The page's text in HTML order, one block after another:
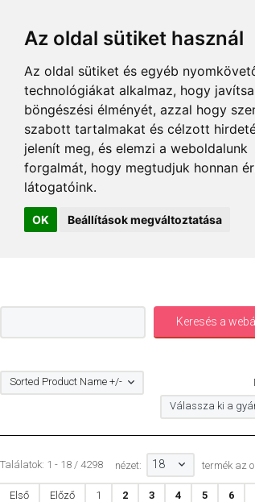
Az oldal sütiket használ
Az oldal sütiket és egyéb
technológiákat alkalmaz, hogy
böngészési élményét, azzal hogy
szabott tartalmakat és célzott
jelenít meg, és elemzi a weboldalunk
forgalmát, hogy megtudjuk honnan
látogatóink.
OK Beállítások megváltoztatása
Sorted Product Name +/-
Válassza ki a
Találatok: 1 - 18 / 4298 nézet: 18 termék az
Első Előző 1 2 3 4 5 6